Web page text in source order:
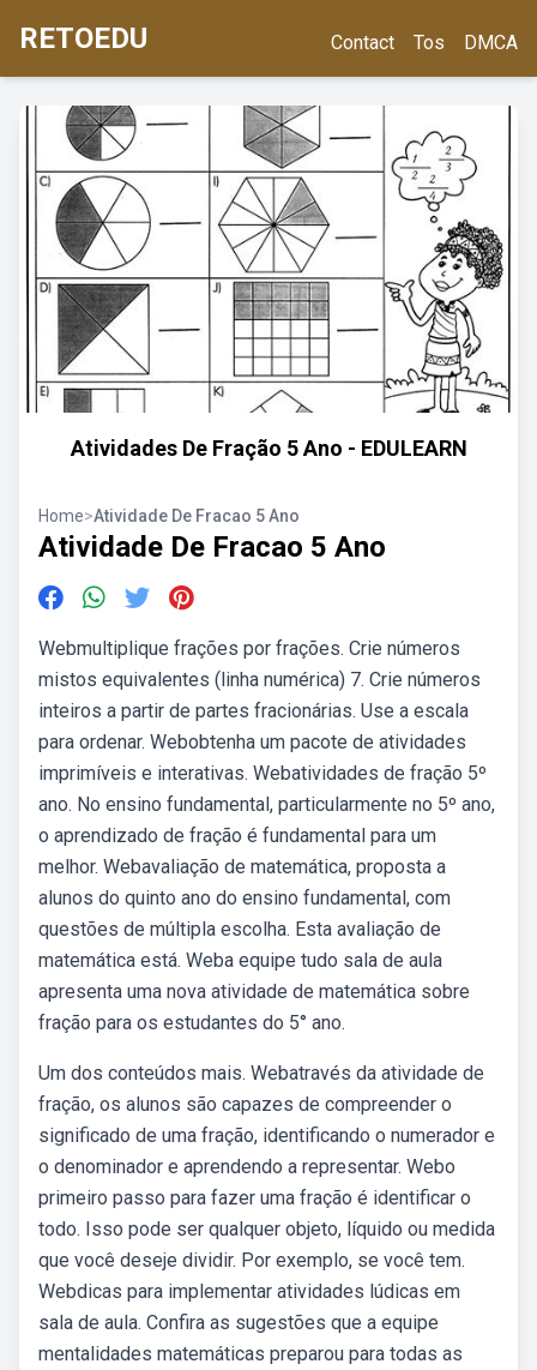
RETOEDU Contact Tos DMCA
Atividades De Fração 5 Ano - EDULEARN
Home>Atividade De Fracao 5 Ano
Atividade De Fracao 5 Ano
Webmultiplique frações por frações. Crie números
mistos equivalentes (linha numérica) 7. Crie números
inteiros a partir de partes fracionárias. Use a escala
para ordenar. Webobtenha um pacote de atividades
imprimíveis e interativas. Webatividades de fração 5º
ano. No ensino fundamental, particularmente no 5º ano,
o aprendizado de fração é fundamental para um
melhor. Webavaliação de matemática, proposta a
alunos do quinto ano do ensino fundamental, com
questões de múltipla escolha. Esta avaliação de
matemática está. Weba equipe tudo sala de aula
apresenta uma nova atividade de matemática sobre
fração para os estudantes do 5° ano.
Um dos conteúdos mais. Webatravés da atividade de
fração, os alunos são capazes de compreender o
significado de uma fração, identificando o numerador e
o denominador e aprendendo a representar. Webo
primeiro passo para fazer uma fração é identificar o
todo. Isso pode ser qualquer objeto, líquido ou medida
que você deseje dividir. Por exemplo, se você tem.
Webdicas para implementar atividades lúdicas em
sala de aula. Confira as sugestões que a equipe
mentalidades matemáticas preparou para todas as